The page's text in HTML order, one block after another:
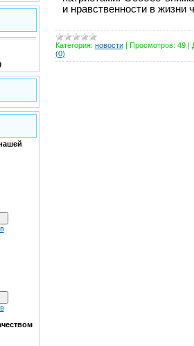
и нравственности в жизни
Категория: новости | Просмотров: 49 |
(0)